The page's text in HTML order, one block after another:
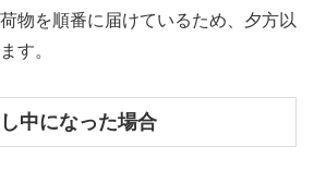
物を順番に届けているため、夕方以
す。
中になった場合